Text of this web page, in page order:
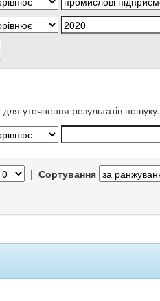
уточнення результатів пошуку.
| Сортування